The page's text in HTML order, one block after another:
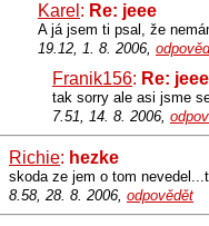
Karel : Re: jeee
A já jsem ti psal, že
19.12, 1. 8. 2006,
Franik156: Re: jeee
tak sorry ale asi jsme
7.51, 14. 8. 2006,
Richie: hezke
skoda ze jem o tom
8.58, 28. 8. 2006, odpovědět